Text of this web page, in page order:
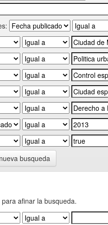
busqueda
afinar la busqueda.